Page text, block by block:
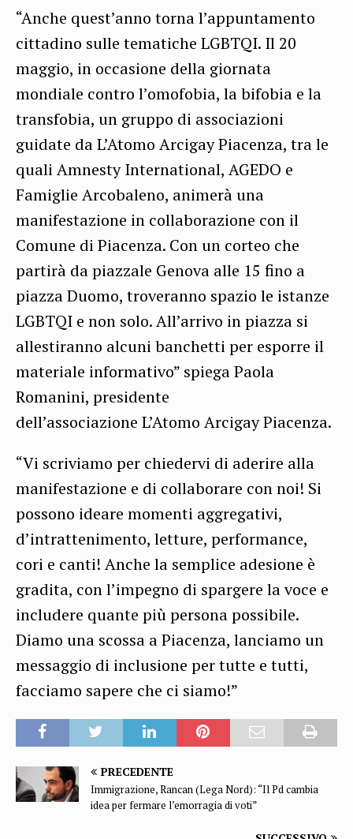
“Anche quest’anno torna l’appuntamento
cittadino sulle tematiche LGBTQI. Il 20
maggio, in occasione della giornata
mondiale contro l’omofobia, la bifobia e la
transfobia, un gruppo di associazioni
guidate da L’Atomo Arcigay Piacenza, tra le
quali Amnesty International, AGEDO e
Famiglie Arcobaleno, animerà una
manifestazione in collaborazione con il
Comune di Piacenza. Con un corteo che
partirà da piazzale Genova alle 15 fino a
piazza Duomo, troveranno spazio le istanze
LGBTQI e non solo. All’arrivo in piazza si
allestiranno alcuni banchetti per esporre il
materiale informativo” spiega Paola
Romanini, presidente
dell’associazione L’Atomo Arcigay Piacenza.
“Vi scriviamo per chiedervi di aderire alla
manifestazione e di collaborare con noi! Si
possono ideare momenti aggregativi,
d’intrattenimento, letture, performance,
cori e canti! Anche la semplice adesione è
gradita, con l’impegno di spargere la voce e
includere quante più persona possibile.
Diamo una scossa a Piacenza, lanciamo un
messaggio di inclusione per tutte e tutti,
facciamo sapere che ci siamo!”
PRECEDENTE
Immigrazione, Rancan (Lega Nord): “Il Pd cambia
idea per fermare l’emorragia di voti”